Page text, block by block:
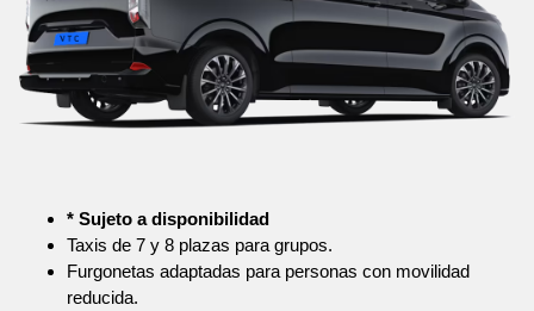
* Sujeto a disponibilidad
Taxis de 7 y 8 plazas para grupos.
Furgonetas adaptadas para personas con movilidad
reducida.